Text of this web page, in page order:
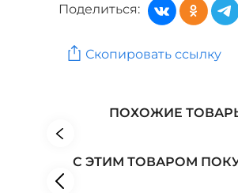
Уход за лицом: Тип эссенция
лица, Тип эссенция
Косметика и уход: Бренд Polina GaVVa
Поделиться:
Скопировать ссылку
ПОХОЖИЕ
С ЭТИМ ТОВАРОМ